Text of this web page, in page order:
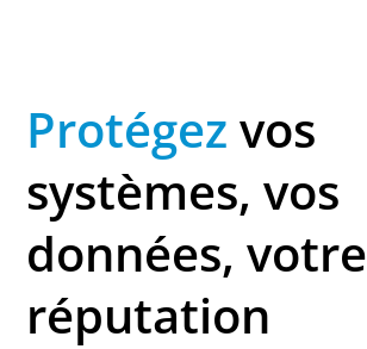
Protégez vos
systèmes, vos
données, votre
réputation